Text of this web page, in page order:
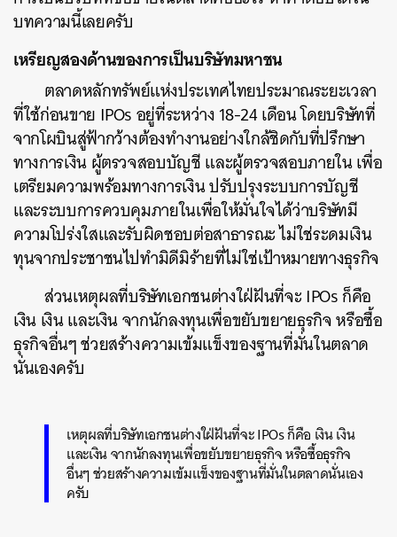
บทความนี้เลยครับ
เหรียญสองด้านของการเป็นบริษัทมหาชน
ตลาดหลักทรัพย์แห่งประเทศไทยประมาณระยะเวลา
ที่ใช้ก่อนขาย IPOs อยู่ที่ระหว่าง 18-24 เดือน โดยบริษัทที่
จากโผบินสู่ฟ้ากว้างต้องทำงานอย่างใกล้ชิดกับที่ปรึกษา
ทางการเงิน ผู้ตรวจสอบบัญชี และผู้ตรวจสอบภายใน เพื่อ
เตรียมความพร้อมทางการเงิน ปรับปรุงระบบการบัญชี
และระบบการควบคุมภายในเพื่อให้มั่นใจได้ว่าบริษัทมี
ความโปร่งใสและรับผิดชอบต่อสาธารณะ ไม่ใช่ระดมเงิน
ทุนจากประชาชนไปทำมิดีมิร้ายที่ไม่ใช่เป้าหมายทางธุรกิจ
ส่วนเหตุผลที่บริษัทเอกชนต่างใฝ่ฝันที่จะ IPOs ก็คือ
เงิน เงิน และเงิน จากนักลงทุนเพื่อขยับขยายธุรกิจ หรือซื้อ
ธุรกิจอื่นๆ ช่วยสร้างความเข้มแข็งของฐานที่มั่นในตลาด
นั่นเองครับ
เหตุผลที่บริษัทเอกชนต่างใฝ่ฝันที่จะ IPOs ก็คือ เงิน เงิน
และเงิน จากนักลงทุนเพื่อขยับขยายธุรกิจ หรือซื้อธุรกิจ
อื่นๆ ช่วยสร้างความเข้มแข็งของฐานที่มั่นในตลาดนั่นเอง
ครับ